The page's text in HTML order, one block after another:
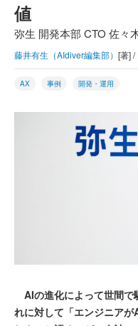
値
弥生 開発本部 CTO 佐々
藤井有生（AIdiver編集部） [著] /
AX 事例 開発・運用
AIの進化によって世間で
れに対して「エンジニア